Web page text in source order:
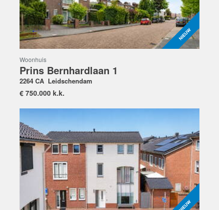
Woonhuis
Prins Bernhardlaan 1
2264 CA Leidschendam
€ 750.000 k.k.